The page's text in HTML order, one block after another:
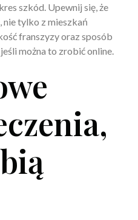
szkód. Upewnij się, że
nie tylko z mieszkań
franszyzy oraz sposób
można to zrobić online.